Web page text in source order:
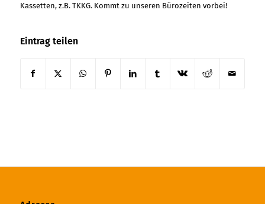
Kassetten, z.B. TKKG. Kommt zu unseren Bürozeiten vorbei!
Eintrag teilen